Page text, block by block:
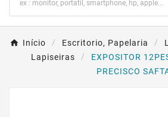
Início Escritorio, Papelaria
Lapiseiras
EXPOSITOR
PRECISCO